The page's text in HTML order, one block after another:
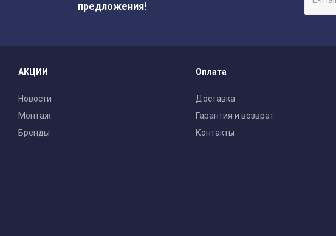
предложения!
АКЦИИ
Новости
Монтаж
Бренды
Оплата
Доставка
Гарантия и возврат
Контакты